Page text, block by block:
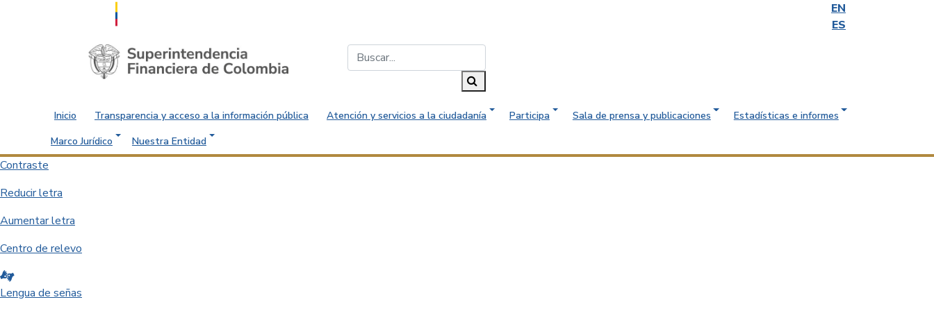
EN
ES
Saltar al contenido principal
Inicio Transparencia y acceso a la información pública Atención y servicios a la ciudadanía Participa Sala de prensa y publicaciones
Estadísticas e informes
Marco Jurídico
Nuestra Entidad
Contraste
Reducir letra
Aumentar letra
Centro de relevo
Lengua de señas